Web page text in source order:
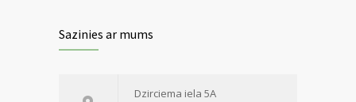
Sazinies ar mums
Dzirciema iela 5A